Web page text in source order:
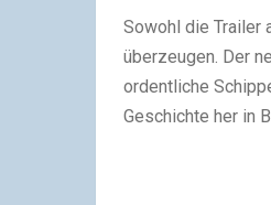
Sowohl die Trailer
überzeugen. Der
ordentliche
Geschichte her in